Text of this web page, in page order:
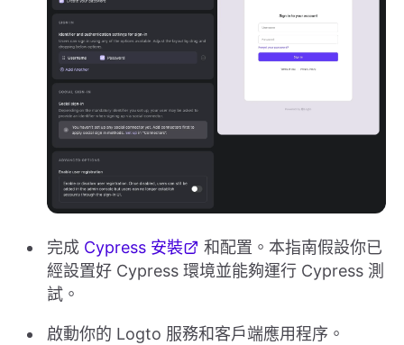
完成 Cypress 安裝
和配置。本指南假設你已
經設置好 Cypress 環境並能夠運行 Cypress 測
試。
啟動你的 Logto 服務和客戶端應用程序。